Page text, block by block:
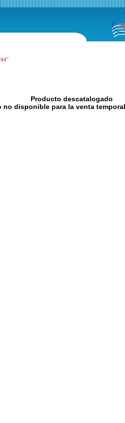
Producto descatalogado
no disponible para la venta